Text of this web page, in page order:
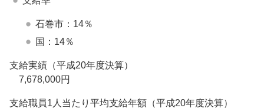
石巻市：14％
国：14％
支給実績（平成20年度決算）
7,678,000円
支給職員1人当たり平均支給年額（平成20年度決算）